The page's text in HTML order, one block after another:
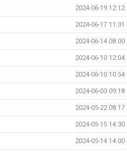
2024-06-19 12:12
2024-06-17 11:31
2024-06-14 08:00
2024-06-10 12:04
2024-06-10 10:54
2024-06-03 09:18
2024-05-22 08:17
2024-05-15 14:30
2024-05-14 14:00